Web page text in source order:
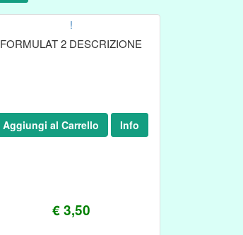
!
FORMULAT 2 DESCRIZIONE
€ 3,50
Aggiungi al Carrello Info